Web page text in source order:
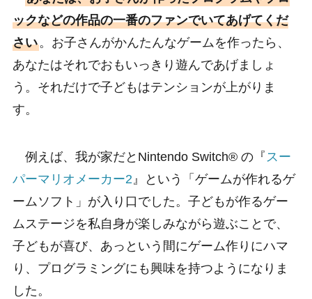
ックなどの作品の一番のファンでいてあげてくだ
さい。お子さんがかんたんなゲームを作ったら、
あなたはそれでおもいっきり遊んであげましょ
う。それだけで子どもはテンションが上がりま
す。
例えば、我が家だとNintendo Switch® の『スー
パーマリオメーカー2』という「ゲームが作れるゲ
ームソフト」が入り口でした。子どもが作るゲー
ムステージを私自身が楽しみながら遊ぶことで、
子どもが喜び、あっという間にゲーム作りにハマ
り、プログラミングにも興味を持つようになりま
した。